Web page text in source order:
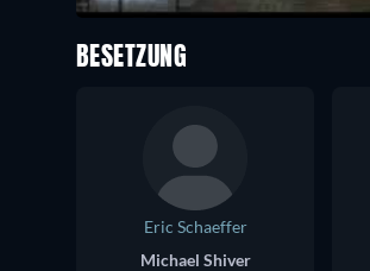
BESETZUNG
Eric Schaeffer
Michael Shiver